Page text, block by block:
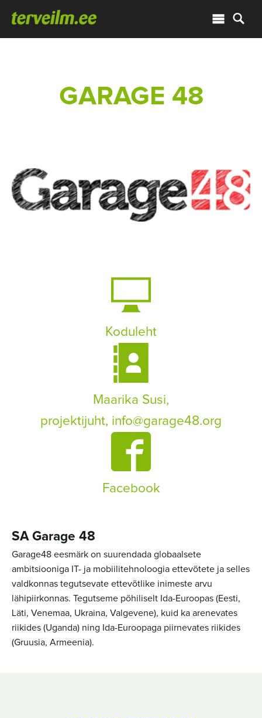
GARAGE 48
Koduleht
Maarika Susi,
projektijuht, info@garage48.org
Facebook
SA Garage 48
Garage48 eesmärk on suurendada globaalsete
ambitsiooniga IT- ja mobiilitehnoloogia ettevõtete ja selles
valdkonnas tegutsevate ettevõtlike inimeste arvu
lähipiirkonnas. Tegutseme põhiliselt Ida-Euroopas (Eesti,
Läti, Venemaa, Ukraina, Valgevene), kuid ka arenevates
riikides (Uganda) ning Ida-Euroopaga piirnevates riikides
(Gruusia, Armeenia).